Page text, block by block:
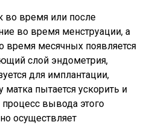
во время или после
во время менструации, а
время месячных появляется
слой эндометрия,
для имплантации,
матка пытается ускорить и
вывода этого
осуществляет